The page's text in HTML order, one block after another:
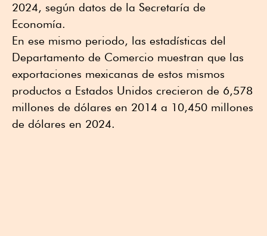
2024, según datos de la Secretaría de
Economía.
En ese mismo periodo, las estadísticas del
Departamento de Comercio muestran que las
exportaciones mexicanas de estos mismos
productos a Estados Unidos crecieron de 6,578
millones de dólares en 2014 a 10,450 millones
de dólares en 2024.